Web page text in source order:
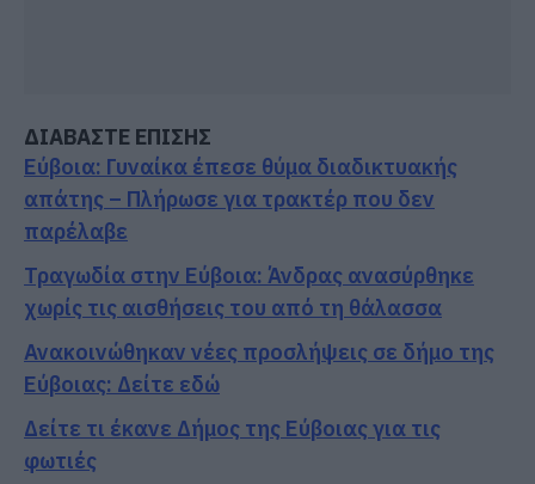
ΔΙΑΒΑΣΤΕ ΕΠΙΣΗΣ
Εύβοια: Γυναίκα έπεσε θύμα διαδικτυακής
απάτης – Πλήρωσε για τρακτέρ που δεν
παρέλαβε
Τραγωδία στην Εύβοια: Άνδρας ανασύρθηκε
χωρίς τις αισθήσεις του από τη θάλασσα
Ανακοινώθηκαν νέες προσλήψεις σε δήμο της
Εύβοιας: Δείτε εδώ
Δείτε τι έκανε Δήμος της Εύβοιας για τις
φωτιές